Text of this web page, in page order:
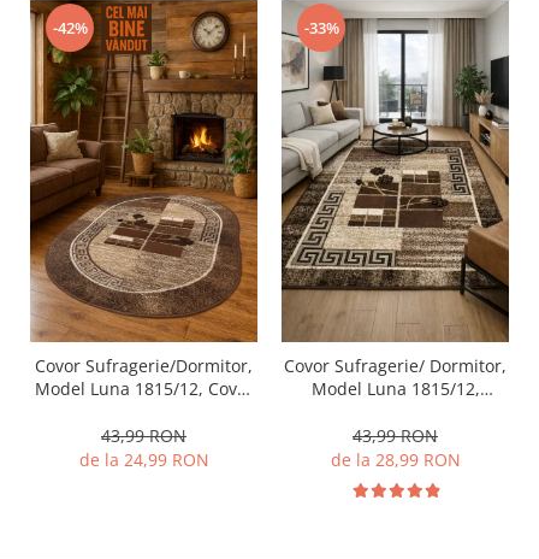
-42%
Covor Sufragerie/Dormitor,
Model Luna 1815/12, Covor
43,99 RON
de la 24,99 RON
-33%
Covor Sufragerie/ Dormitor,
Model Luna 1815/12,
43,99 RON
de la 28,99 RON